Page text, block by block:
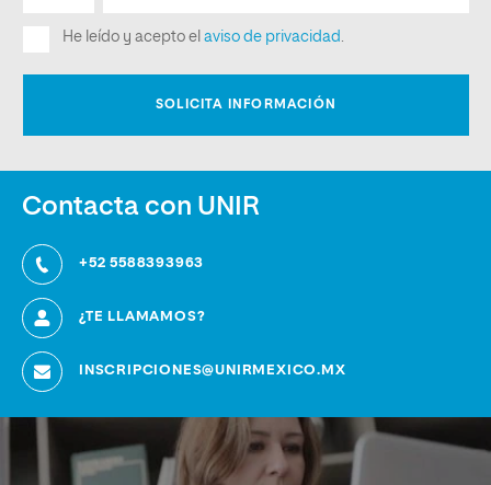
Contacta con UNIR
+52 5588393963
¿TE LLAMAMOS?
INSCRIPCIONES@UNIRMEXICO.MX